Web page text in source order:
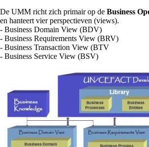
De UMM richt zich primair op de Business
en hanteert vier perspectieven (views).
- Business Domain View (BDV)
- Business Requirements View (BRV)
- Business Transaction View (BTV
- Business Service View (BSV)